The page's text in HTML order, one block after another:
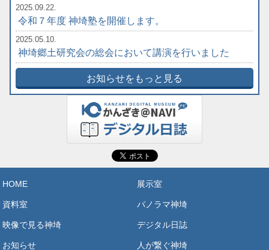
2025.09.22.
令和７年度 神埼塾を開催します。
2025.05.10.
神埼郷土研究会の総会において講演を行いました
お知らせをもっと見る
HOME 展示室
資料室 パノラマ神埼
映像で見る神埼 デジタル日誌
お知らせ 人が繋ぐ神埼